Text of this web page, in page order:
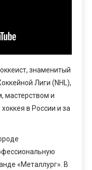
знаменитый
Лиги (NHL),
мастерством и
в России и за
«Металлург». В